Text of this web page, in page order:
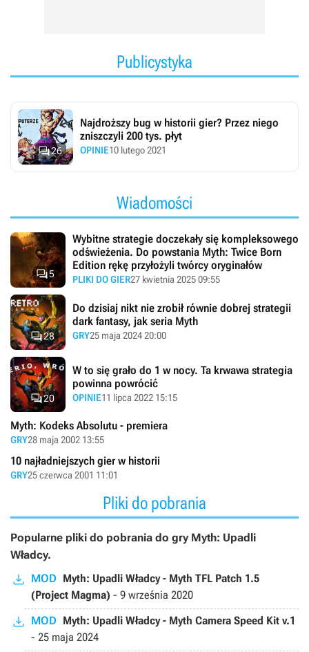
Publicystyka
26
Najdroższy bug w historii gier? Przez niego
zniszczyli 200 tys. płyt
OPINIE10 lutego 2021
Wiadomości
5
Wybitne strategie doczekały się kompleksowego
odświeżenia. Do powstania Myth: Twice Born
Edition rękę przyłożyli twórcy oryginałów
PLIKI DO GIER27 kwietnia 2025 09:55
28
Do dzisiaj nikt nie zrobił równie dobrej strategii
dark fantasy, jak seria Myth
GRY25 maja 2024 20:00
20
W to się grało do 1 w nocy. Ta krwawa strategia
powinna powrócić
OPINIE11 lipca 2022 15:15
Myth: Kodeks Absolutu - premiera
GRY28 maja 2002 13:55
10 najładniejszych gier w historii
GRY25 czerwca 2001 11:01
Pliki do pobrania
Popularne pliki do pobrania do gry Myth: Upadli
Władcy.
MOD Myth: Upadli Władcy - Myth TFL Patch 1.5
(Project Magma) - 9 września 2020
MOD Myth: Upadli Władcy - Myth Camera Speed Kit v.1
- 25 maja 2024